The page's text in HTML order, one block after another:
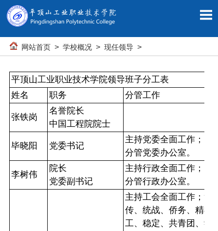
网站首页 > 学校概况 > 现任领导 >
平顶山工业职业技术学院领导班子分工表
姓名 职务 分管工作
张铁岗
名誉院长
中国工程院院士
毕晓阳 党委书记
主持党委全面工作；
分管党委办公室。
李树伟
院长
党委副书记
主持行政全面工作；
分管行政办公室。
主持工会全面工作；负
传、统战、侨务、精神
工、稳定、共青团、学